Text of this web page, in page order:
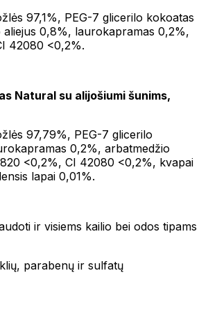
97,1%, PEG-7 glicerilo kokoatas
aliejus 0,8%, laurokapramas 0,2%,
42080 <0,2%.
Natural su alijošiumi šunims,
97,79%, PEG-7 glicerilo
0,2%, arbatmedžio
<0,2%, CI 42080 <0,2%, kvapai
lapai 0,01%.
ir visiems kailio bei odos tipams
parabenų ir sulfatų